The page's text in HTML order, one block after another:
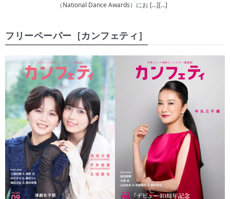
（National Dance Awards）にお […][…]
フリーペーパー［カンフェティ］